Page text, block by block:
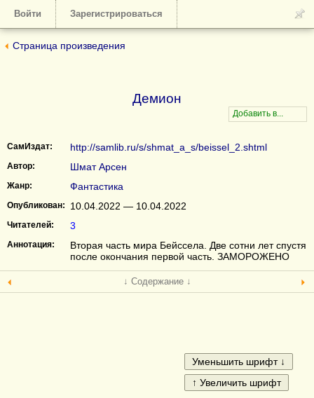
Войти Зарегистрироваться
Страница произведения
Демион
СамИздат: http://samlib.ru/s/shmat_a_s/beissel_2.shtml
Автор: Шмат Арсен
Жанр: Фантастика
Опубликован: 10.04.2022 — 10.04.2022
Читателей: 3
Аннотация:
Вторая часть мира Бейссела. Две сотни лет спустя
после окончания первой часть. ЗАМОРОЖЕНО
↓ Содержание ↓